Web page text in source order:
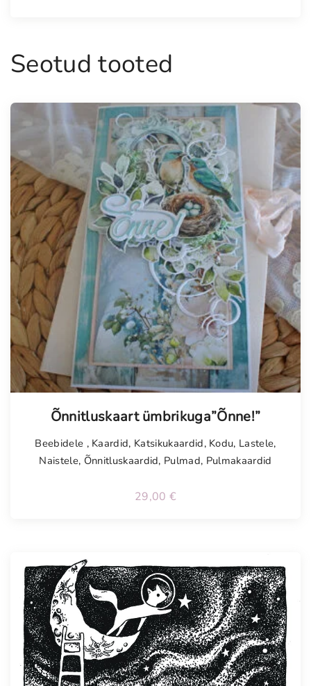
Seotud tooted
Õnnitluskaart ümbrikuga”Õnne!”
Beebidele , Kaardid, Katsikukaardid, Kodu, Lastele,
Naistele, Õnnitluskaardid, Pulmad, Pulmakaardid
29,00 €